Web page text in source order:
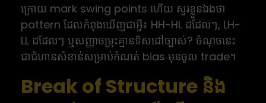
ក្រោយ mark swing points ហើយ សួរខ្លួនឯងថា
pattern ដែលកំពុងឃើញជាអ្វី៖ HH-HL ដដែលៗ, LH-
LL ដដែលៗ ឬសញ្ញាចម្រុះគ្មានទិសដៅច្បាស់? ចំណុចនេះ
ជាជំហានសំខាន់សម្រាប់កំណត់ bias មុនចូល trade។
Break of Structure និង